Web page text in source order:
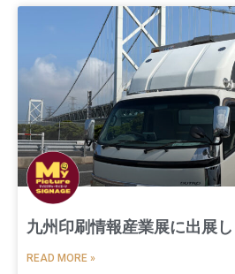
九州印刷情報産業展に出展
READ MORE »